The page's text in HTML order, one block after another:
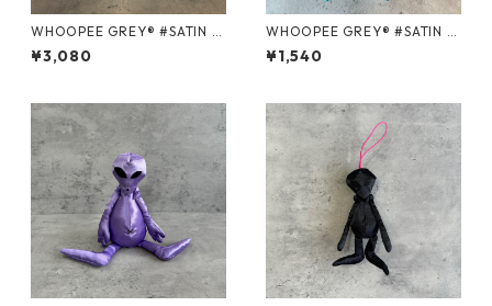
WHOOPEE GREY® #SATIN B
LUE/Mサイズ
¥3,080
WHOOPEE GREY® #SATIN B
LUE/Sサイズ
¥1,540